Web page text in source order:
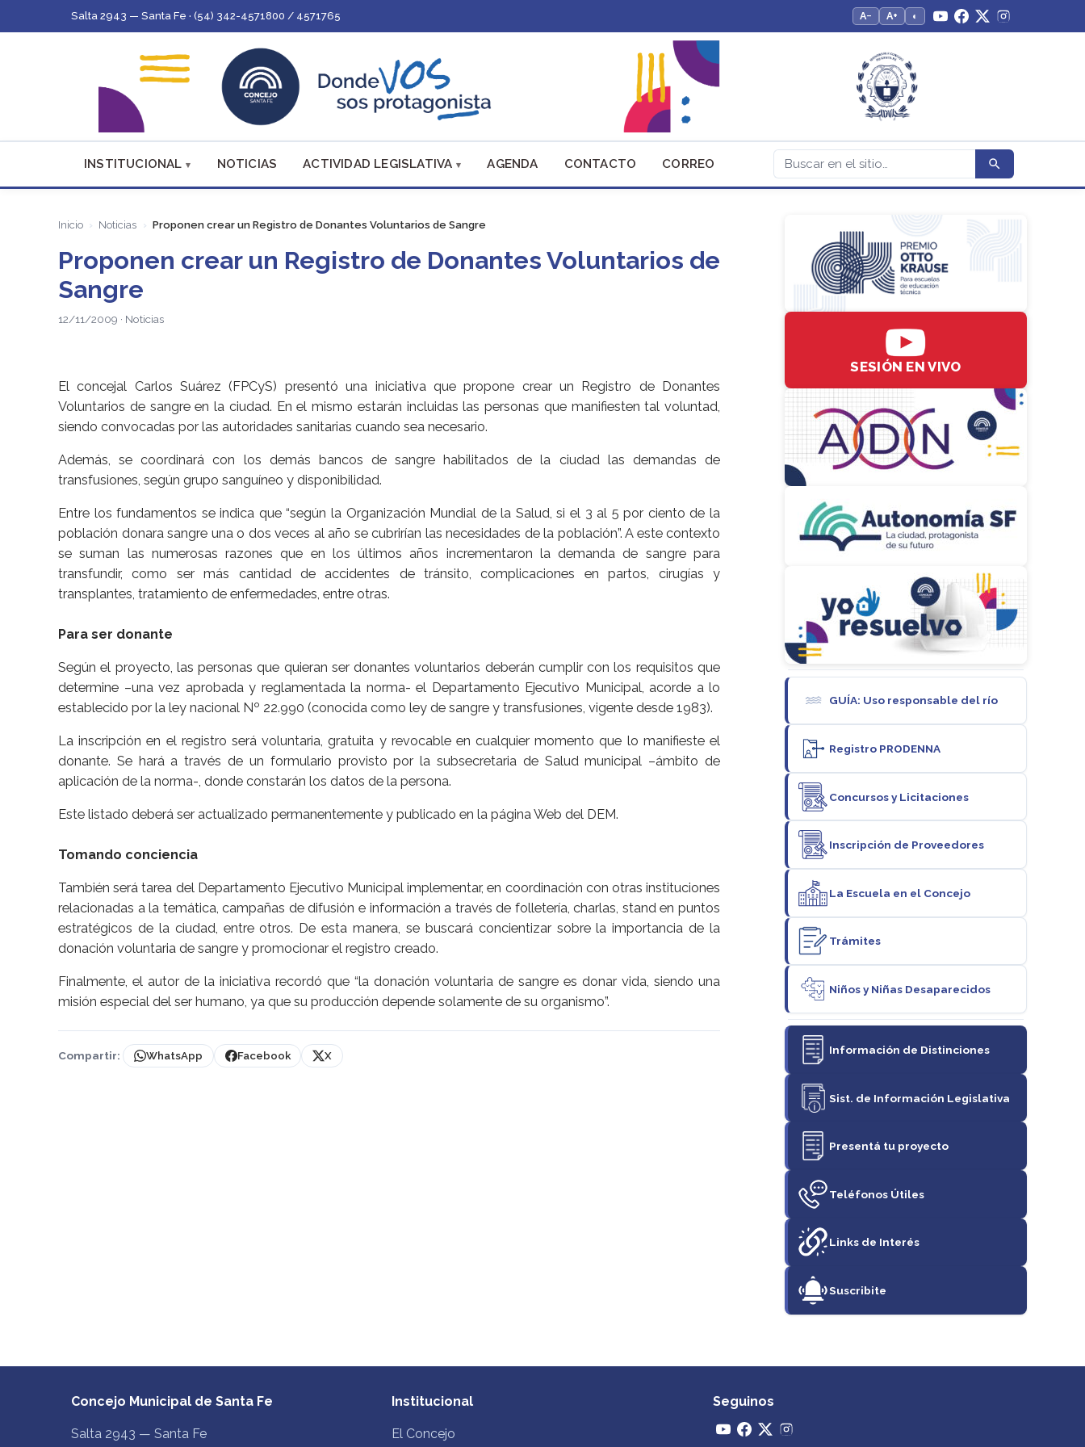
Salta 2943 — Santa Fe · (54) 342-4571800 / 4571765 A− A+ ◐
INSTITUCIONAL NOTICIAS ACTIVIDAD LEGISLATIVA AGENDA CONTACTO CORREO
Inicio Noticias Proponen crear un Registro de Donantes Voluntarios de Sangre
Proponen crear un Registro de Donantes Voluntarios de
Sangre
12/11/2009 · Noticias
El concejal Carlos Suárez (FPCyS) presentó una iniciativa que propone crear un Registro de Donantes
Voluntarios de sangre en la ciudad. En el mismo estarán incluidas las personas que manifiesten tal voluntad,
siendo convocadas por las autoridades sanitarias cuando sea necesario.
Además, se coordinará con los demás bancos de sangre habilitados de la ciudad las demandas de
transfusiones, según grupo sanguíneo y disponibilidad.
Entre los fundamentos se indica que “según la Organización Mundial de la Salud, si el 3 al 5 por ciento de la
población donara sangre una o dos veces al año se cubrirían las necesidades de la población”. A este contexto
se suman las numerosas razones que en los últimos años incrementaron la demanda de sangre para
transfundir, como ser más cantidad de accidentes de tránsito, complicaciones en partos, cirugías y
transplantes, tratamiento de enfermedades, entre otras.
Para ser donante
Según el proyecto, las personas que quieran ser donantes voluntarios deberán cumplir con los requisitos que
determine –una vez aprobada y reglamentada la norma- el Departamento Ejecutivo Municipal, acorde a lo
establecido por la ley nacional Nº 22.990 (conocida como ley de sangre y transfusiones, vigente desde 1983).
La inscripción en el registro será voluntaria, gratuita y revocable en cualquier momento que lo manifieste el
donante. Se hará a través de un formulario provisto por la subsecretaria de Salud municipal –ámbito de
aplicación de la norma-, donde constarán los datos de la persona.
Este listado deberá ser actualizado permanentemente y publicado en la página Web del DEM.
Tomando conciencia
También será tarea del Departamento Ejecutivo Municipal implementar, en coordinación con otras instituciones
relacionadas a la temática, campañas de difusión e información a través de folletería, charlas, stand en puntos
estratégicos de la ciudad, entre otros. De esta manera, se buscará concientizar sobre la importancia de la
donación voluntaria de sangre y promocionar el registro creado.
Finalmente, el autor de la iniciativa recordó que “la donación voluntaria de sangre es donar vida, siendo una
misión especial del ser humano, ya que su producción depende solamente de su organismo”.
Compartir: WhatsApp Facebook X
SESIÓN EN VIVO
GUÍA: Uso responsable del río
Registro PRODENNA
Concursos y Licitaciones
Inscripción de Proveedores
La Escuela en el Concejo
Trámites
Niños y Niñas Desaparecidos
Información de Distinciones
Sist. de Información Legislativa
Presentá tu proyecto
Teléfonos Útiles
Links de Interés
Suscribite
Concejo Municipal de Santa Fe
Salta 2943 — Santa Fe
Institucional
El Concejo
Seguinos